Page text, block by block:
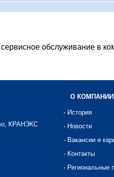
сервисное обслуживание в
КРАНЭКС
О КОМПАНИИ
- История
- Новости
- Вакансии и
- Контакты
- Региональные